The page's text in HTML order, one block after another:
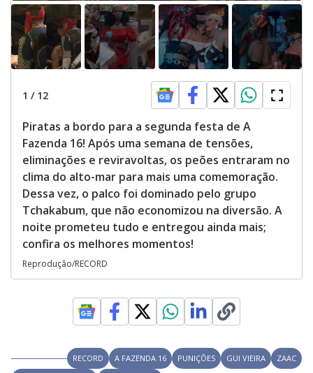
o
1 / 12
Piratas a bordo para a segunda festa de A
Fazenda 16! Após uma semana de tensões,
eliminações e reviravoltas, os peões entraram no
clima do alto-mar para mais uma comemoração.
Dessa vez, o palco foi dominado pelo grupo
Tchakabum, que não economizou na diversão. A
noite prometeu tudo e entregou ainda mais;
confira os melhores momentos!
Reprodução/RECORD
RECORD A FAZENDA 16 PUNIÇÕES GUI VIEIRA
ZAAC